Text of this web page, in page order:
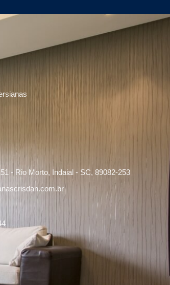
- Rio Morto, Indaial - SC, 89082-253